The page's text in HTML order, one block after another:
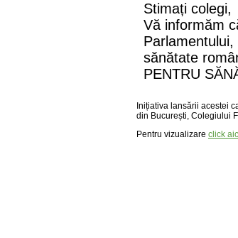
Stimați colegi,
Vă informăm
sănătate
PENTRU
Inițiativa lansării acestei
din București, Colegiului
Pentru vizualizare click